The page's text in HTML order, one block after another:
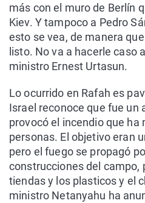
más con el muro de Berlín
Kiev. Y tampoco a Pedro
esto se vea, de manera
listo. No va a hacerle caso
ministro Ernest Urtasun.
Lo ocurrido en Rafah es
Israel reconoce que fue un
provocó el incendio que ha
personas. El objetivo eran
pero el fuego se propagó
construcciones del campo,
tiendas y los plasticos y el
ministro Netanyahu ha